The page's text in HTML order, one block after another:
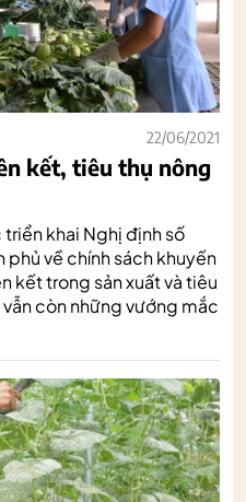
22/06/2021
kết, tiêu thụ nông
khai Nghị định số
về chính sách khuyến
kết trong sản xuất và tiêu
còn những vướng mắc